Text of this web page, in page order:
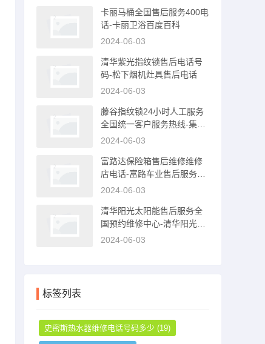
卡丽马桶全国售后服务400电
话-卡丽卫浴百度百科
2024-06-03
清华紫光指纹锁售后电话号
码-松下烟机灶具售后电话
2024-06-03
藤谷指纹锁24小时人工服务
全国统一客户服务热线-集成
灶售后电话是多少
2024-06-03
富路达保险箱售后维修维修
店电话-富路车业售后服务中
心
2024-06-03
清华阳光太阳能售后服务全
国预约维修中心-清华阳光太
阳能售后服务电话
2024-06-03
标签列表
史密斯热水器维修电话号码多少 (19)